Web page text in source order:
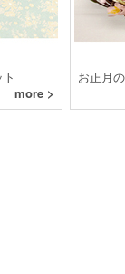
more >
お正月